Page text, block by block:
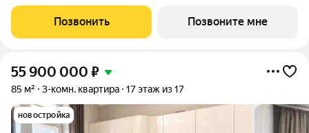
этаже, в жилом комплексе "Долина Яузы".Квартиры
комплекса на выбор: могут быть как с отделкой, так
Позвонить Позвоните мне
55 900 000 ₽
85 м² 3-комн. квартира 17 этаж из 17
новостройка